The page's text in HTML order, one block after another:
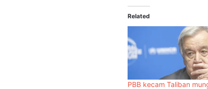
Related
PBB kecam Taliban